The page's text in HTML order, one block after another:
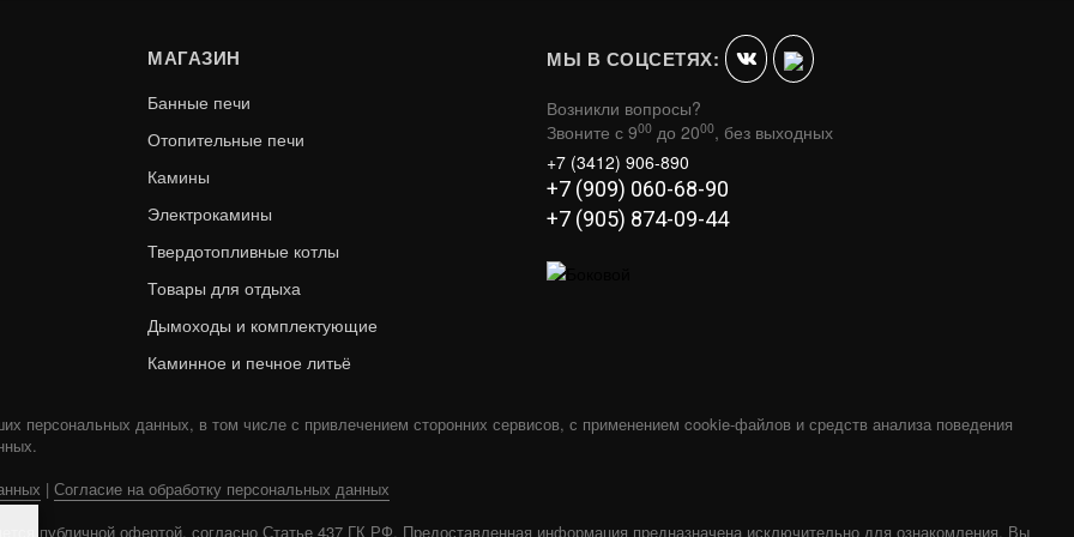
В КОРЗИНУ
ГЕФЕСТ ЗК 40 (П2)
170 500
МАГАЗИН
Банные печи
Отопительные печи
Камины
Электрокамины
Твердотопливные котлы
Товары для отдыха
Дымоходы и комплектующие
Каминное и печное литьё
МЫ В СОЦСЕТЯХ:
Возникли вопросы?
Звоните с 900 до 2000, без выходных
+7 (3412) 906-890
+7 (909) 060-68-90
+7 (905) 874-09-44
персональных данных, в том числе с привлечением сторонних сервисов, с применением cookie-файлов и средств анализа поведения
| Согласие на обработку персональных данных
публичной офертой, согласно Статье 437 ГК РФ. Предоставленная информация предназначена исключительно для ознакомления. Вы